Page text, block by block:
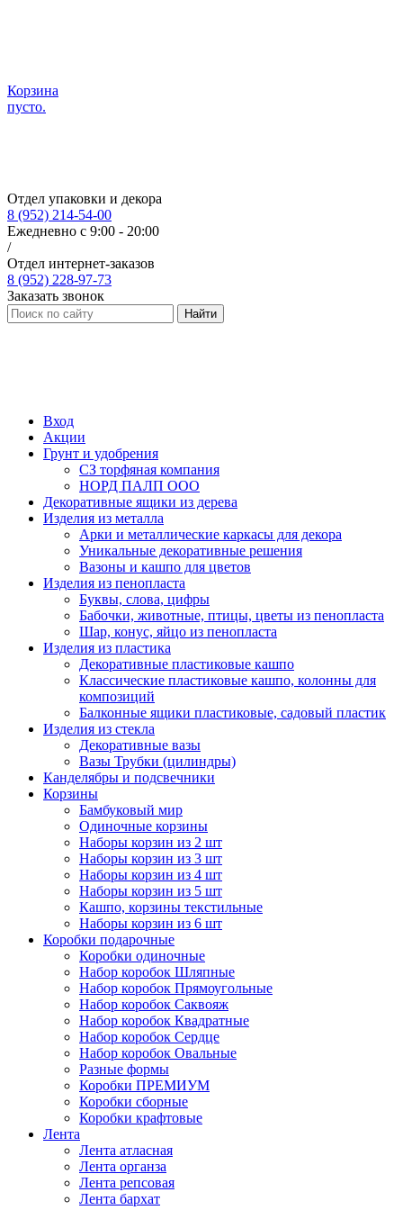
Корзина
пусто.
Отдел упаковки и декора
8 (952) 214-54-00
Ежедневно с 9:00 - 20:00
/
Отдел интернет-заказов
8 (952) 228-97-73
Заказать звонок
Найти
Вход
Акции
Грунт и удобрения
СЗ торфяная компания
НОРД ПАЛП ООО
Декоративные ящики из дерева
Изделия из металла
Арки и металлические каркасы для декора
Уникальные декоративные решения
Вазоны и кашпо для цветов
Изделия из пенопласта
Буквы, слова, цифры
Бабочки, животные, птицы, цветы из пенопласта
Шар, конус, яйцо из пенопласта
Изделия из пластика
Декоративные пластиковые кашпо
Классические пластиковые кашпо, колонны для
композиций
Балконные ящики пластиковые, садовый пластик
Изделия из стекла
Декоративные вазы
Вазы Трубки (цилиндры)
Канделябры и подсвечники
Корзины
Бамбуковый мир
Одиночные корзины
Наборы корзин из 2 шт
Наборы корзин из 3 шт
Наборы корзин из 4 шт
Наборы корзин из 5 шт
Кашпо, корзины текстильные
Наборы корзин из 6 шт
Коробки подарочные
Коробки одиночные
Набор коробок Шляпные
Набор коробок Прямоугольные
Набор коробок Саквояж
Набор коробок Квадратные
Набор коробок Сердце
Набор коробок Овальные
Разные формы
Коробки ПРЕМИУМ
Коробки сборные
Коробки крафтовые
Лента
Лента атласная
Лента органза
Лента репсовая
Лента бархат